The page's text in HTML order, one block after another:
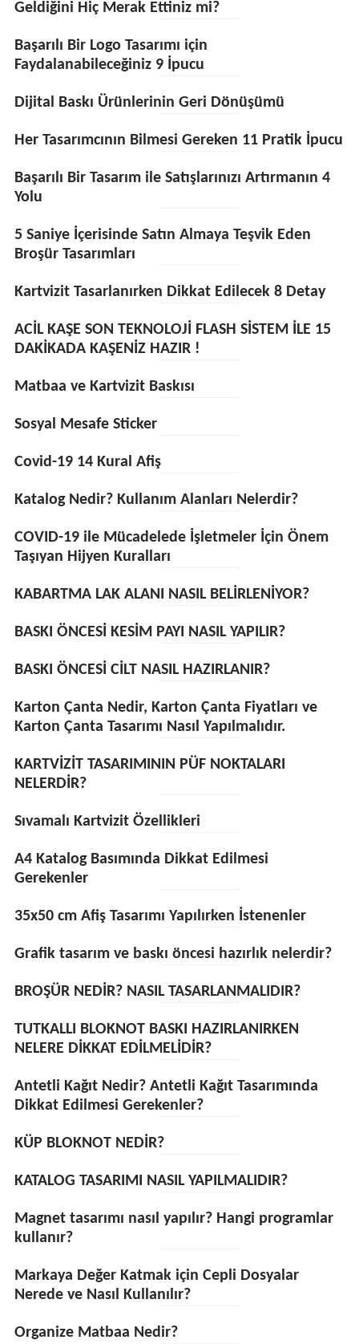
Geldiğini Hiç Merak Ettiniz mi?
Başarılı Bir Logo Tasarımı için
Faydalanabileceğiniz 9 İpucu
Dijital Baskı Ürünlerinin Geri Dönüşümü
Her Tasarımcının Bilmesi Gereken 11 Pratik İpucu
Başarılı Bir Tasarım ile Satışlarınızı Artırmanın 4
Yolu
5 Saniye İçerisinde Satın Almaya Teşvik Eden
Broşür Tasarımları
Kartvizit Tasarlanırken Dikkat Edilecek 8 Detay
ACİL KAŞE SON TEKNOLOJİ FLASH SİSTEM İLE 15
DAKİKADA KAŞENİZ HAZIR !
Matbaa ve Kartvizit Baskısı
Sosyal Mesafe Sticker
Covid-19 14 Kural Afiş
Katalog Nedir? Kullanım Alanları Nelerdir?
COVID-19 ile Mücadelede İşletmeler İçin Önem
Taşıyan Hijyen Kuralları
KABARTMA LAK ALANI NASIL BELİRLENİYOR?
BASKI ÖNCESİ KESİM PAYI NASIL YAPILIR?
BASKI ÖNCESİ CİLT NASIL HAZIRLANIR?
Karton Çanta Nedir, Karton Çanta Fiyatları ve
Karton Çanta Tasarımı Nasıl Yapılmalıdır.
KARTVİZİT TASARIMININ PÜF NOKTALARI
NELERDİR?
Sıvamalı Kartvizit Özellikleri
A4 Katalog Basımında Dikkat Edilmesi
Gerekenler
35x50 cm Afiş Tasarımı Yapılırken İstenenler
Grafik tasarım ve baskı öncesi hazırlık nelerdir?
BROŞÜR NEDİR? NASIL TASARLANMALIDIR?
TUTKALLI BLOKNOT BASKI HAZIRLANIRKEN
NELERE DİKKAT EDİLMELİDİR?
Antetli Kağıt Nedir? Antetli Kağıt Tasarımında
Dikkat Edilmesi Gerekenler?
KÜP BLOKNOT NEDİR?
KATALOG TASARIMI NASIL YAPILMALIDIR?
Magnet tasarımı nasıl yapılır? Hangi programlar
kullanır?
Markaya Değer Katmak için Cepli Dosyalar
Nerede ve Nasıl Kullanılır?
Organize Matbaa Nedir?